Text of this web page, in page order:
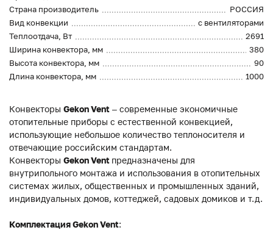
Страна производитель
РОССИЯ
Вид конвекции
с вентиляторами
Теплоотдача, Вт
2691
Ширина конвектора, мм
380
Высота конвектора, мм
90
Длина конвектора, мм
1000
Конвекторы Gekon Vent – современные экономичные
отопительные приборы с естественной конвекцией,
использующие небольшое количество теплоносителя и
отвечающие российским стандартам.
Конвекторы Gekon Vent предназначены для
внутрипольного монтажа и использования в отопительных
системах жилых, общественных и промышленных зданий,
индивидуальных домов, коттеджей, садовых домиков и т.д.
Комплектация Gekon Vent: